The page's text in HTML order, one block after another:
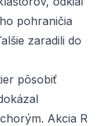
pohraničia
zaradili do
pôsobiť
Akcia R